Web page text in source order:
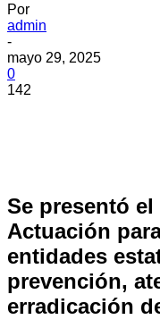
Por
admin
-
mayo 29, 2025
0
142
Se presentó
Actuación
entidades
prevención,
erradicación